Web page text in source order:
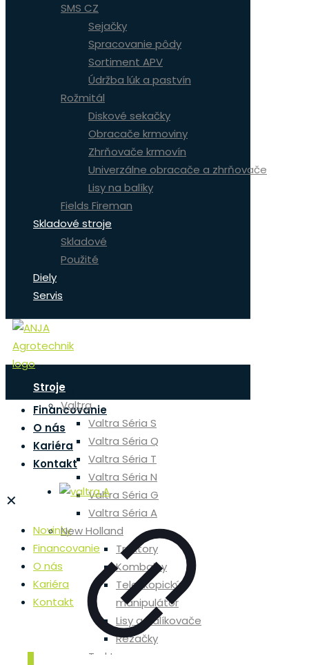
SMS CZ
Sejačky
Spracovanie pôdy
Sortiment APV
Údržba lúk a pastvín
Rožmitál
Diskové sekačky
Obracače krmoviny
Zhrňovače krmovín
Univerzálne obracače a zhrňovače
Lisy na balíky
Fields Fireman
Skladové stroje
Skladové
Použité
Diely
Servis
Novinky
Financovanie
O nás
Kariéra
Kontakt
✕
Novinky
Financovanie
O nás
Kariéra
Kontakt
Stroje
Valtra
Valtra Séria S
Valtra Séria Q
Valtra Séria T
Valtra Séria N
Valtra Séria G
Valtra Séria A
New Holland
Traktory
Kombajny
Teleskopický
manipulátor
Lisy a balíkovače
Rezačky
Traktory